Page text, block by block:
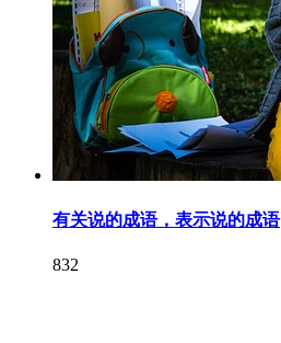
有关说的成语，表示说的成语
832